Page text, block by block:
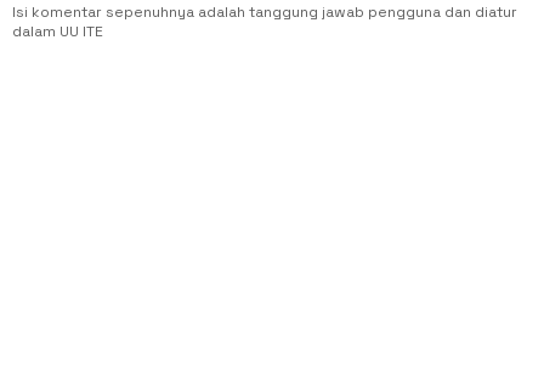
Isi komentar sepenuhnya adalah tanggung jawab pengguna dan diatur
dalam UU ITE